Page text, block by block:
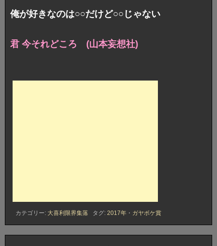
俺が好きなのは○○だけど○○じゃない
君 今それどころ (山本妄想社)
カテゴリー: 大喜利限界集落 タグ: 2017年 ・ ガヤボケ賞